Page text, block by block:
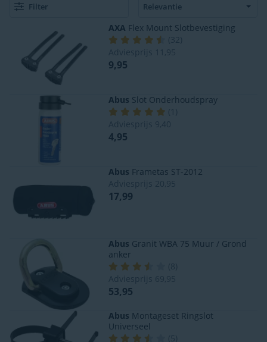
Filter
AXA Flex Mount Slotbevestiging
( 32
Adviesprijs
11,95
9,95
Abus Slot Onderhoudspray
(
Adviesprijs
9,40
4,95
Abus Frametas ST-2012
Adviesprijs 20,95
17,99
Abus Granit WBA 75 Muur / Grond
anker
( 8
Adviesprijs 69,95
53,95
Abus Montageset Ringslot
Universeel
( 5